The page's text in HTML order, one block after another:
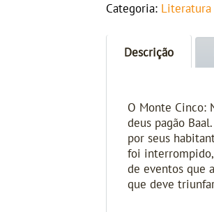
Categoria:
Descrição
O Monte Cinco:
deus pagão
por seus
foi interrompido,
de eventos que
que deve